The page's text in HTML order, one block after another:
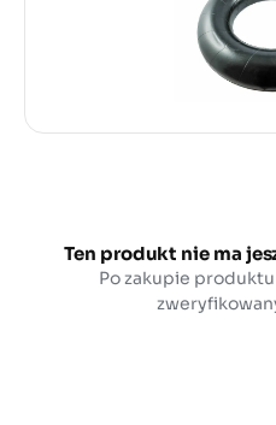
Ten produkt nie ma
Po zakupie